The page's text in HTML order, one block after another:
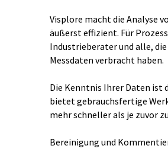
Visplore macht die Analyse
äußerst effizient. Für
Industrieberater und alle,
Messdaten verbracht haben.
Die Kenntnis Ihrer Daten ist
bietet gebrauchsfertige
mehr schneller als je zuvor
Bereinigung und